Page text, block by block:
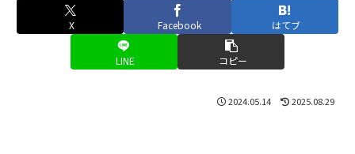
X Facebook はてブ
LINE コピー
2024.05.14 2025.08.29